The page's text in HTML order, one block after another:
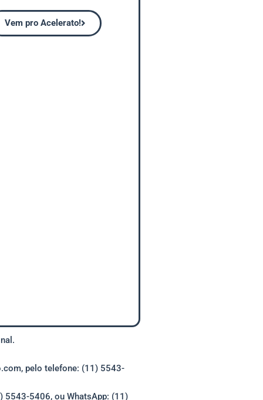
Vem pro Acelerato!
pelo telefone: (11) 5543-
5543-5406, ou WhatsApp: (11)